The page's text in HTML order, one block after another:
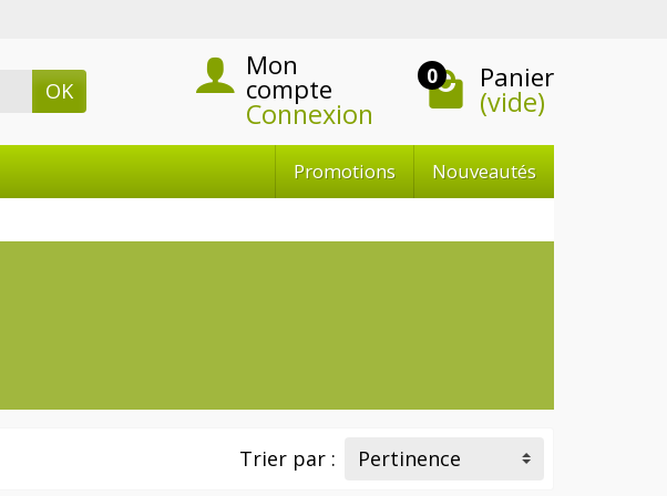
OK
Mon
compte
Connexion
0 Panier
(vide)
Promotions Nouveautés
Trier par : Pertinence